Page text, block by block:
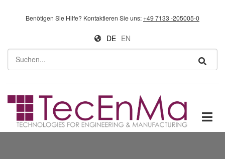
Benötigen Sie Hilfe? Kontaktieren Sie uns:+49 7133 -205005-0
DE EN
Suchen